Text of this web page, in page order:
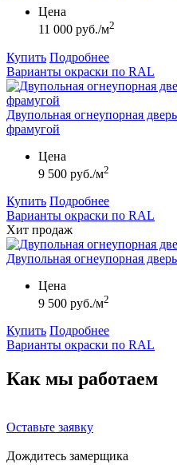
Цена
11 000 руб./м2
Купить Подробнее
Варианты окраски по RAL
Двупольная огнеупорная
фрамугой
Цена
9 500 руб./м2
Купить Подробнее
Варианты окраски по RAL
Хит продаж
Двупольная огнеупорная
Цена
9 500 руб./м2
Купить Подробнее
Варианты окраски по RAL
Как мы работаем
Оставьте заявку
Дождитесь замерщика